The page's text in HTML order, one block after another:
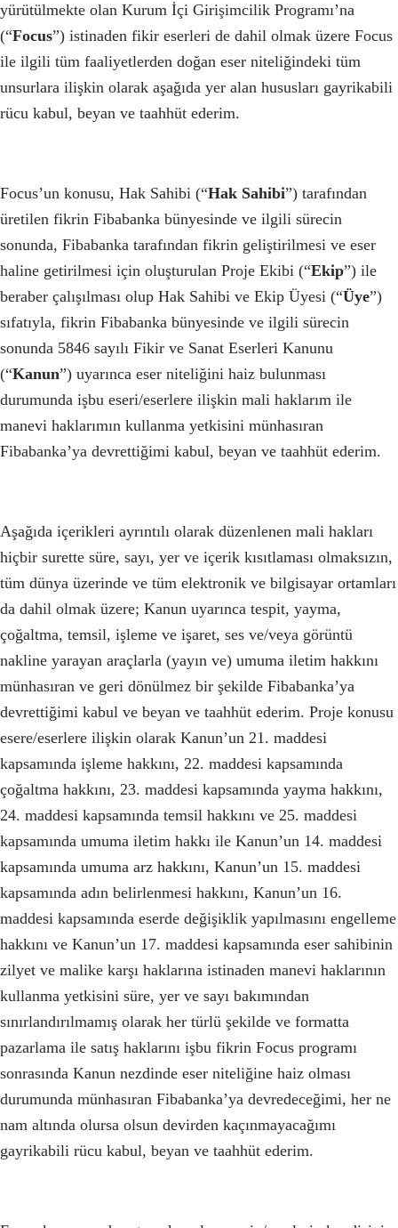
yürütülmekte olan Kurum İçi Girişimcilik Programı’na
(“Focus”) istinaden fikir eserleri de dahil olmak üzere Focus
ile ilgili tüm faaliyetlerden doğan eser niteliğindeki tüm
unsurlara ilişkin olarak aşağıda yer alan hususları gayrikabili
rücu kabul, beyan ve taahhüt ederim.
Focus’un konusu, Hak Sahibi (“Hak Sahibi”) tarafından
üretilen fikrin Fibabanka bünyesinde ve ilgili sürecin
sonunda, Fibabanka tarafından fikrin geliştirilmesi ve eser
haline getirilmesi için oluşturulan Proje Ekibi (“Ekip”) ile
beraber çalışılması olup Hak Sahibi ve Ekip Üyesi (“Üye”)
sıfatıyla, fikrin Fibabanka bünyesinde ve ilgili sürecin
sonunda 5846 sayılı Fikir ve Sanat Eserleri Kanunu
(“Kanun”) uyarınca eser niteliğini haiz bulunması
durumunda işbu eseri/eserlere ilişkin mali haklarım ile
manevi haklarımın kullanma yetkisini münhasıran
Fibabanka’ya devrettiğimi kabul, beyan ve taahhüt ederim.
Aşağıda içerikleri ayrıntılı olarak düzenlenen mali hakları
hiçbir surette süre, sayı, yer ve içerik kısıtlaması olmaksızın,
tüm dünya üzerinde ve tüm elektronik ve bilgisayar ortamları
da dahil olmak üzere; Kanun uyarınca tespit, yayma,
çoğaltma, temsil, işleme ve işaret, ses ve/veya görüntü
nakline yarayan araçlarla (yayın ve) umuma iletim hakkını
münhasıran ve geri dönülmez bir şekilde Fibabanka’ya
devrettiğimi kabul ve beyan ve taahhüt ederim. Proje konusu
esere/eserlere ilişkin olarak Kanun’un 21. maddesi
kapsamında işleme hakkını, 22. maddesi kapsamında
çoğaltma hakkını, 23. maddesi kapsamında yayma hakkını,
24. maddesi kapsamında temsil hakkını ve 25. maddesi
kapsamında umuma iletim hakkı ile Kanun’un 14. maddesi
kapsamında umuma arz hakkını, Kanun’un 15. maddesi
kapsamında adın belirlenmesi hakkını, Kanun’un 16.
maddesi kapsamında eserde değişiklik yapılmasını engelleme
hakkını ve Kanun’un 17. maddesi kapsamında eser sahibinin
zilyet ve malike karşı haklarına istinaden manevi haklarının
kullanma yetkisini süre, yer ve sayı bakımından
sınırlandırılmamış olarak her türlü şekilde ve formatta
pazarlama ile satış haklarını işbu fikrin Focus programı
sonrasında Kanun nezdinde eser niteliğine haiz olması
durumunda münhasıran Fibabanka’ya devredeceğimi, her ne
nam altında olursa olsun devirden kaçınmayacağımı
gayrikabili rücu kabul, beyan ve taahhüt ederim.